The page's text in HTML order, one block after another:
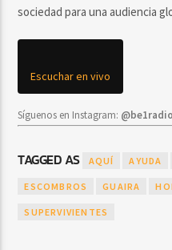
sociedad para una audiencia
Escuchar en vivo
Síguenos en Instagram: @be1radio
TAGGED AS AQUÍ AYUDA
ESCOMBROS GUAIRA
SUPERVIVIENTES